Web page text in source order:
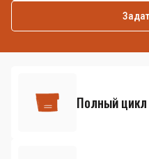
Полный цикл